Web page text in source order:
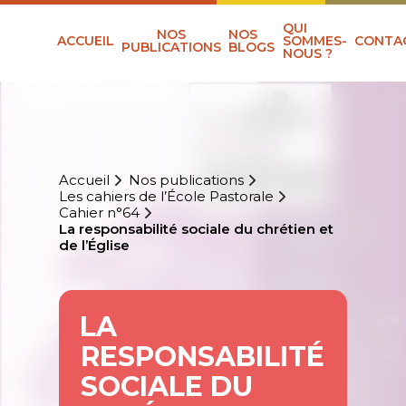
ACCUEIL NOS
PUBLICATIONS
NOS
BLOGS
QUI
SOMMES-
NOUS ?
Accueil
Nos publications
Les cahiers de l’École Pastorale
Cahier n°64
La responsabilité sociale du chrétien et
de l’Église
LA
RESPONSABILITÉ
SOCIALE DU